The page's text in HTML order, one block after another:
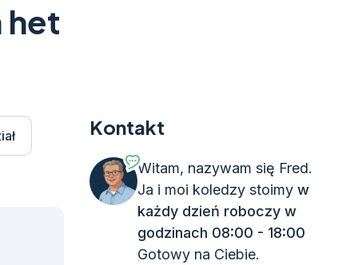
het
Kontakt
Witam, nazywam się Fred.
Ja i moi koledzy stoimy w
każdy dzień roboczy w
godzinach 08:00 - 18:00
Gotowy na Ciebie.